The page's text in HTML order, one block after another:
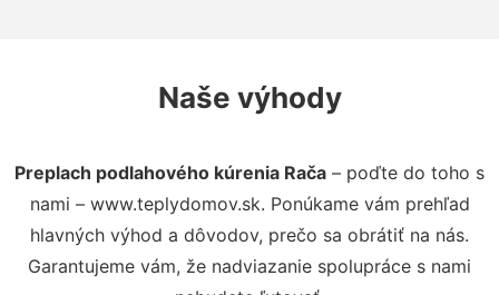
Naše výhody
Preplach podlahového kúrenia Rača – poďte do toho s
nami – www.teplydomov.sk. Ponúkame vám prehľad
hlavných výhod a dôvodov, prečo sa obrátiť na nás.
Garantujeme vám, že nadviazanie spolupráce s nami